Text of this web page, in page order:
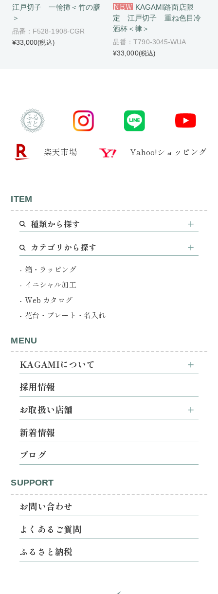
江戸切子 一輪挿＜竹の膳
＞
品番：F528-1908-CGR
¥33,000(税込)
NEW KAGAMI路面店限
定 江戸切子 重ね色目冷
酒杯＜律＞
品番：T790-3045-WUA
¥33,000(税込)
楽天市場 Yahoo!ショッピング
ITEM
種類から探す
カテゴリから探す
箱・ラッピング
イニシャル加工
Web カタログ
花台・プレート・名入れ
MENU
KAGAMIについて
採用情報
お取扱い店舗
新着情報
ブログ
SUPPORT
お問い合わせ
よくあるご質問
ふるさと納税